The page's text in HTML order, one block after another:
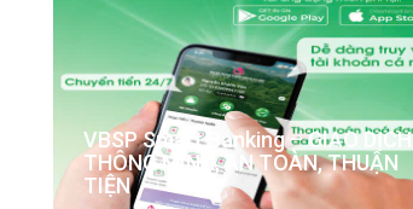
VBSP Smart Banking – GIAO DỊCH
THÔNG MINH, AN TOÀN, THUẬN
TIỆN